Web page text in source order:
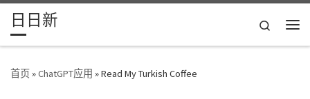
Skip to content
日日新
Search
首页»ChatGPT应用 »Read My Turkish Coffee